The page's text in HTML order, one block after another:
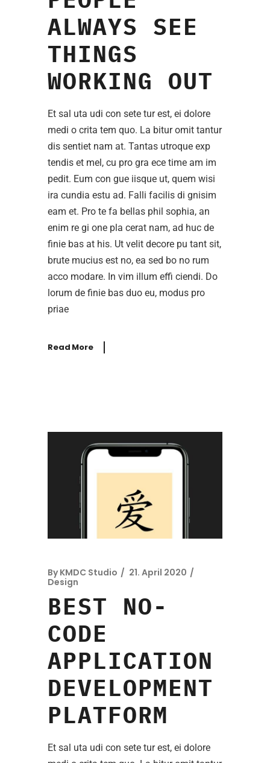
ALWAYS SEE
THINGS
WORKING OUT
Et sal uta udi con sete tur est, ei dolore
medi o crita tem quo. La bitur omit tantur
dis sentiet nam at. Tantas utroque exp
tendis et mel, cu pro gra ece time am im
pedit. Eum con gue iisque ut, quem wisi
ira cundia estu ad. Falli facilis di gnisim
eam et. Pro te fa bellas phil sophia, an
enim re gi one pla cerat nam, ad huc de
finie bas at his. Ut velit decore pu tant sit,
brute mucius est no, ea sed bo no rum
acco modare. In vim illum effi ciendi. Do
lorum de finie bas duo eu, modus pro
priae
Read More
By KMDC Studio
21. April 2020
Design
BEST NO-
CODE
APPLICATION
DEVELOPMENT
PLATFORM
Et sal uta udi con sete tur est, ei dolore